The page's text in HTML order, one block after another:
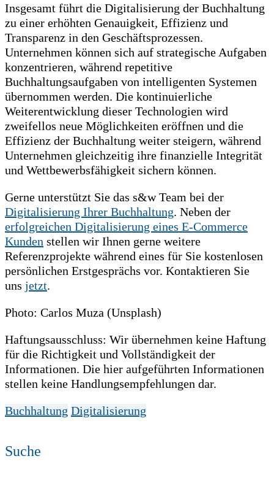
Insgesamt führt die Digitalisierung der Buchhaltung
zu einer erhöhten Genauigkeit, Effizienz und
Transparenz in den Geschäftsprozessen.
Unternehmen können sich auf strategische Aufgaben
konzentrieren, während repetitive
Buchhaltungsaufgaben von intelligenten Systemen
übernommen werden. Die kontinuierliche
Weiterentwicklung dieser Technologien wird
zweifellos neue Möglichkeiten eröffnen und die
Effizienz der Buchhaltung weiter steigern, während
Unternehmen gleichzeitig ihre finanzielle Integrität
und Wettbewerbsfähigkeit sichern können.
Gerne unterstützt Sie das s&w Team bei der
Digitalisierung Ihrer Buchhaltung. Neben der
erfolgreichen Digitalisierung eines E-Commerce
Kunden stellen wir Ihnen gerne weitere
Referenzprojekte während eines für Sie kostenlosen
persönlichen Erstgesprächs vor. Kontaktieren Sie
uns jetzt.
Photo: Carlos Muza (Unsplash)
Haftungsausschluss: Wir übernehmen keine Haftung
für die Richtigkeit und Vollständigkeit der
Informationen. Die hier aufgeführten Informationen
stellen keine Handlungsempfehlungen dar.
Buchhaltung Digitalisierung
Suche